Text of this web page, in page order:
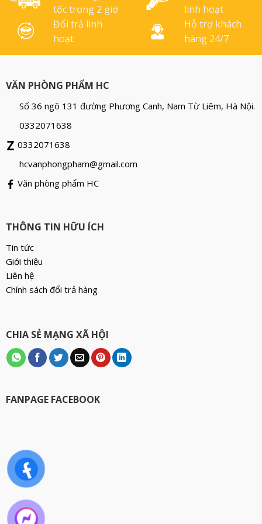
tốc trong 2 giờ
linh hoạt
Đổi trả linh
hoạt
Hỗ trợ khách
hàng 24/7
VĂN PHÒNG PHẨM HC
Số 36 ngõ 131 đường Phương Canh, Nam Từ Liêm, Hà Nội.
0332071638
0332071638
hcvanphongpham@gmail.com
Văn phòng phẩm HC
THÔNG TIN HỮU ÍCH
Tin tức
Giới thiệu
Liên hệ
Chính sách đổi trả hàng
CHIA SẺ MẠNG XÃ HỘI
FANPAGE FACEBOOK